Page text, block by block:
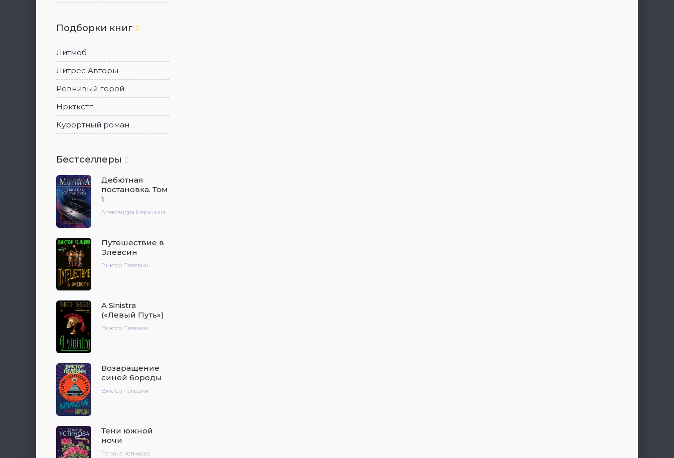
Подборки книг
Литмоб
Литрес Авторы
Ревнивый герой
Нркткстп
Курортный роман
Бестселлеры
Дебютная
постановка. Том
1
Александра Маринина
Путешествие в
Элевсин
Виктор Пелевин
A Sinistra
(«Левый Путь»)
Виктор Пелевин
Возвращение
синей бороды
Виктор Пелевин
Тени южной
ночи
Татьяна Устинова